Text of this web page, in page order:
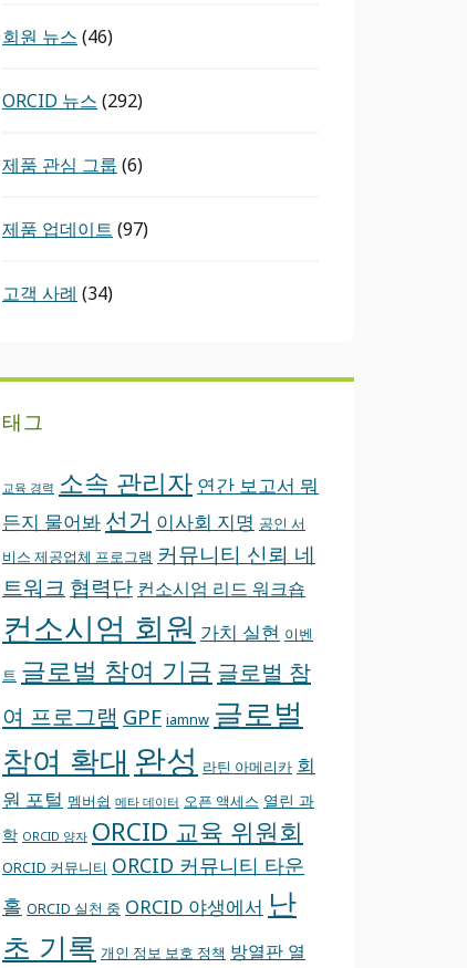
회원 뉴스 (46)
ORCID ​뉴스 (292)
제품 관심 그룹 (6)
제품 업데이트 (97)
고객 사례 (34)
태그
교육 경력 소속 관리자 연간 보고서 뭐
든지 물어봐 선거 이사회 지명 공인 서
비스 제공업체 프로그램 커뮤니티 신뢰 네
트워크 협력단 컨소시엄 리드 워크숍
컨소시엄 회원 가치 실현 이벤
트 글로벌 참여 기금 글로벌 참
여 프로그램 GPF iamnw 글로벌
참여 확대 완성 라틴 아메리카 회
원 포털 멤버쉽 메타 데이터 오픈 액세스 열린 과
학 ORCID 양자 ORCID 교육 위원회
ORCID 커뮤니티 ORCID 커뮤니티 타운
홀 ORCID 실천 중 ORCID 야생에서 난
초 기록 개인 정보 보호 정책 방열판 열